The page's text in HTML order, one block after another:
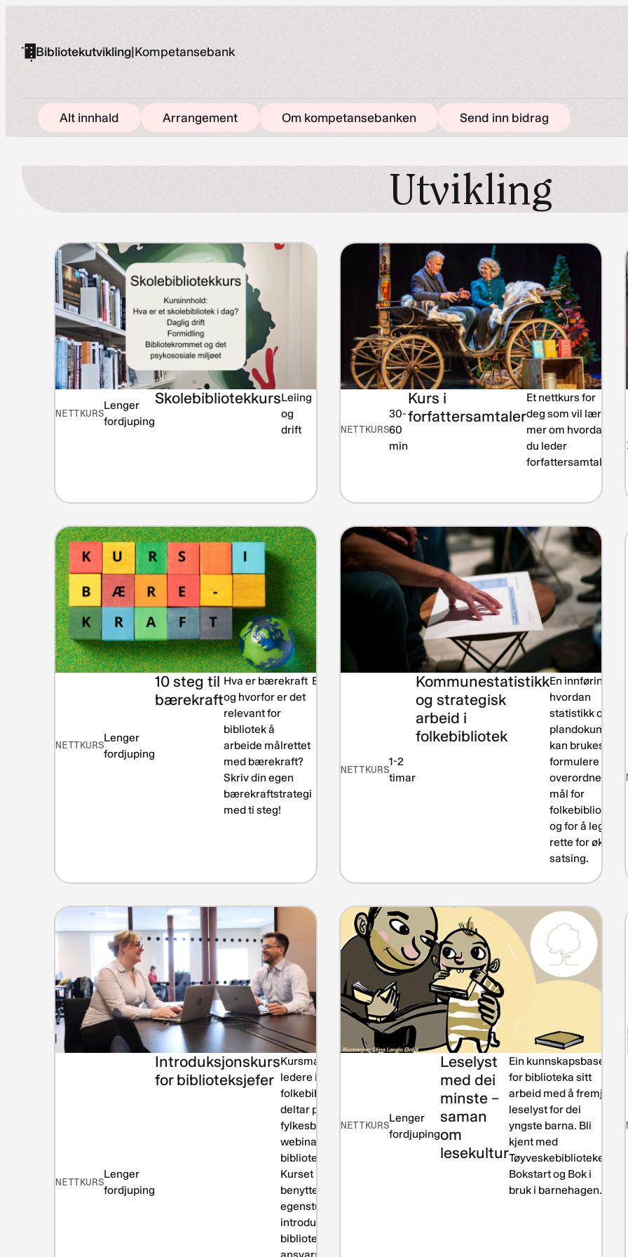
innholdBibliotekutvikling|Kompetansebank
Alt innhald Arrangement Om kompetansebanken Send inn bidrag
Utvikling
NETTKURS
Lenger
fordjuping
SkolebibliotekkursLeiing
og
drift
NETTKURS
30-
60
min
Kurs i
forfattersamtaler
Et nettkurs for
deg som vil lære
mer om hvordan
du leder
forfattersamtaler.
NETTKURS
Lenger
fordjuping
10 steg til
bærekraft
Hva er bærekraft
og hvorfor er det
relevant for
bibliotek å
arbeide målrettet
med bærekraft?
Skriv din egen
bærekraftstrategi
med ti steg!
Bærekraft
NETTKURS
1-2
timar
Kommunestatistikk
og strategisk
arbeid i
folkebibliotek
En innføring i
hvordan
statistikk og
plandokumenter
kan brukes for å
formulere
overordnede
mål for
folkebiblioteket,
og for å legge til
rette for økt
satsing.
NETTKURS
Lenger
fordjuping
Introduksjonskurs
for biblioteksjefer
Kursmateriale for
ledere i
folkebibliotek som
deltar på
fylkesbibliotekenes
webinarer for nye
biblioteksjefer.
Kurset kan også
benyttes til
egenstudium som
introduksjon til
biblioteksjefens
NETTKURS
Lenger
fordjuping
Leselyst
med dei
minste –
saman
om
lesekultur
Ein kunnskapsbase
for biblioteka sitt
arbeid med å fremje
leselyst for dei
yngste barna. Bli
kjent med
Tøyveskebiblioteket,
Bokstart og Bok i
bruk i barnehagen.